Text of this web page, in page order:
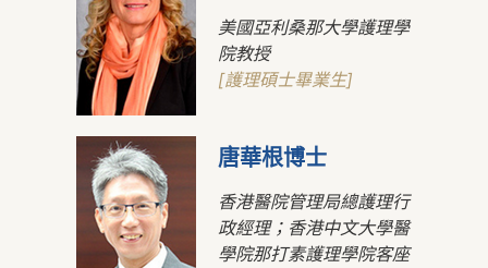
美國亞利桑那大學護理學
院教授
[護理碩士畢業生]
唐華根博士
香港醫院管理局總護理行
政經理；香港中文大學醫
學院那打素護理學院客座